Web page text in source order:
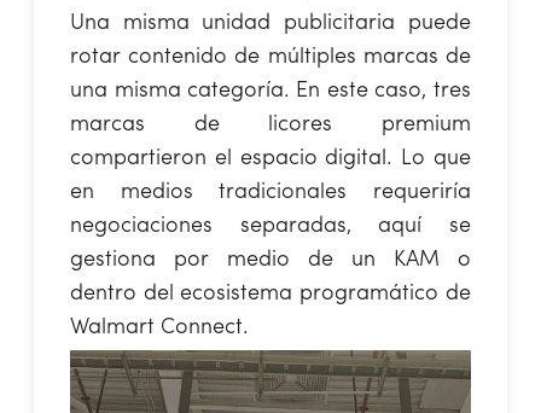
Una misma unidad publicitaria puede
rotar contenido de múltiples marcas de
una misma categoría. En este caso, tres
marcas de licores premium
compartieron el espacio digital. Lo que
en medios tradicionales requeriría
negociaciones separadas, aquí se
gestiona por medio de un KAM o
dentro del ecosistema programático de
Walmart Connect.